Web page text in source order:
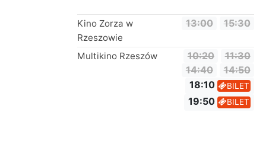
Kino Zorza w
Rzeszowie
13:00 15:30
Multikino Rzeszów 10:20
11:30
14:40
14:50
18:10
BILET
19:50 BILET